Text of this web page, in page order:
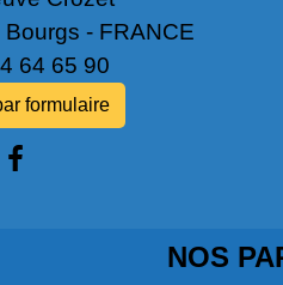
- FRANCE
64 65 90
formulaire
NOS